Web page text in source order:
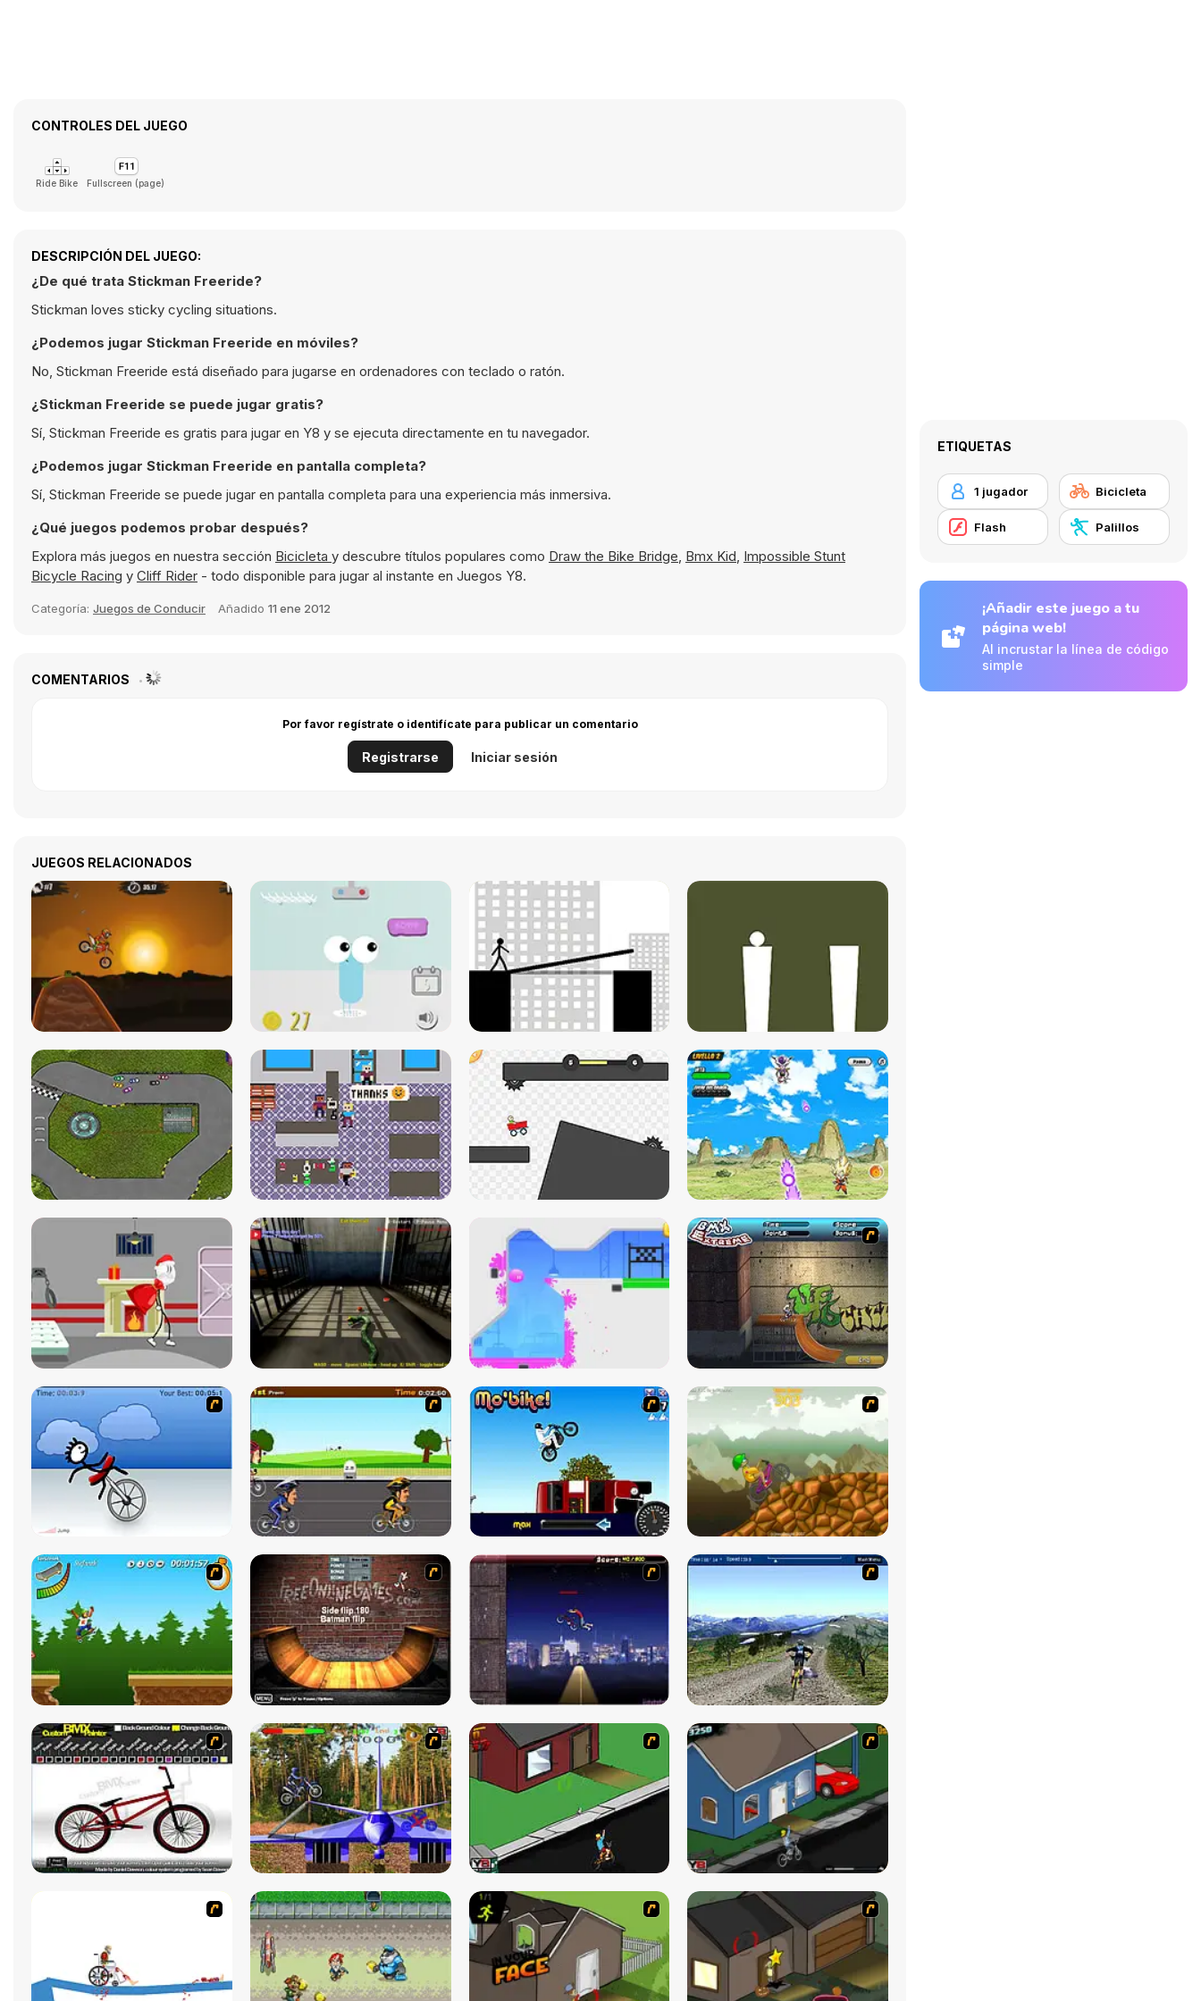
CONTROLES DEL JUEGO
Ride Bike Fullscreen (page)
DESCRIPCIÓN DEL JUEGO:
¿De qué trata Stickman Freeride?
Stickman loves sticky cycling situations.
¿Podemos jugar Stickman Freeride en móviles?
No, Stickman Freeride está diseñado para jugarse en ordenadores con teclado o ratón.
¿Stickman Freeride se puede jugar gratis?
Sí, Stickman Freeride es gratis para jugar en Y8 y se ejecuta directamente en tu navegador.
¿Podemos jugar Stickman Freeride en pantalla completa?
Sí, Stickman Freeride se puede jugar en pantalla completa para una experiencia más inmersiva.
¿Qué juegos podemos probar después?
Explora más juegos en nuestra sección Bicicleta y descubre títulos populares como Draw the Bike Bridge, Bmx Kid, Impossible Stunt
Bicycle Racing y Cliff Rider - todo disponible para jugar al instante en Juegos Y8.
Categoría: Juegos de Conducir Añadido 11 ene 2012
COMENTARIOS
Por favor regístrate o identifícate para publicar un comentario
Registrarse Iniciar sesión
JUEGOS RELACIONADOS
ETIQUETAS
1 jugador Bicicleta
Flash Palillos
¡Añadir este juego a tu
página web!
Al incrustar la línea de código
simple